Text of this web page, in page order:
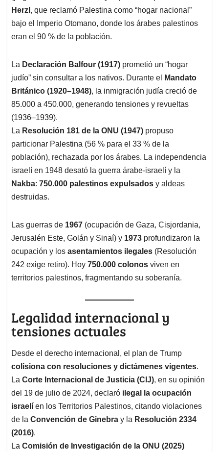
Herzl , que reclamó Palestina como “hogar nacional”
bajo el Imperio Otomano, donde los árabes palestinos
eran el 90 % de la población.
La Declaración Balfour (1917) prometió un “hogar
judío” sin consultar a los nativos. Durante el
Mandato
Británico (1920–1948), la inmigración judía creció de
85.000 a 450.000, generando tensiones y revueltas
(1936–1939).
La Resolución 181 de la ONU (1947) propuso
particionar Palestina (56 % para el 33 % de la
población), rechazada por los árabes. La independencia
israelí en 1948 desató la guerra árabe-israelí y la
Nakba: 750.000 palestinos expulsados y aldeas
destruidas.
Las guerras de 1967 (ocupación de Gaza, Cisjordania,
Jerusalén Este, Golán y Sinaí) y 1973 profundizaron la
ocupación y los asentamientos ilegales (Resolución
242 exige retiro). Hoy 750.000 colonos viven en
territorios palestinos, fragmentando su soberanía.
Legalidad internacional y
tensiones actuales
Desde el derecho internacional, el plan de Trump
colisiona con resoluciones y dictámenes vigentes.
La Corte Internacional de Justicia (CIJ), en su opinión
del 19 de julio de 2024, declaró ilegal la ocupación
israelí en los Territorios Palestinos, citando violaciones
de la Convención de Ginebra y la Resolución 2334
(2016).
La Comisión de Investigación de la ONU (2025)